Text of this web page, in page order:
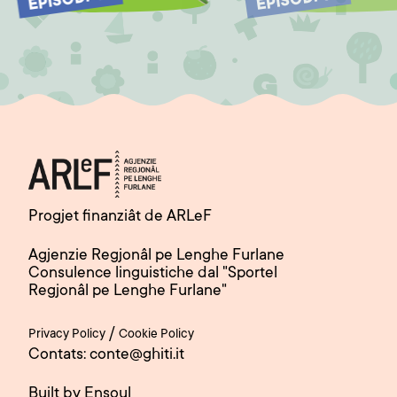
Progjet finanziât de ARLeF
Agjenzie Regjonâl pe Lenghe Furlane
Consulence linguistiche dal "Sportel
Regjonâl pe Lenghe Furlane"
Privacy Policy / Cookie Policy
Contats: conte@ghiti.it